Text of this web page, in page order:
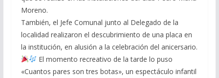
Moreno.
También, el Jefe Comunal junto al Delegado de la
localidad realizaron el descubrimiento de una placa en
la institución, en alusión a la celebración del anicersario.
El momento recreativo de la tarde lo puso
«Cuantos pares son tres botas», un espectáculo infantil